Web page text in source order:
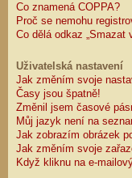
Co znamená COPPA?
Proč se nemohu
Co dělá odkaz „Smazat
Uživatelská nastavení
Jak změním svoje
Časy jsou špatně!
Změnil jsem časové
Můj jazyk není na
Jak zobrazím obrázek
Jak změním svoje
Když kliknu na e-